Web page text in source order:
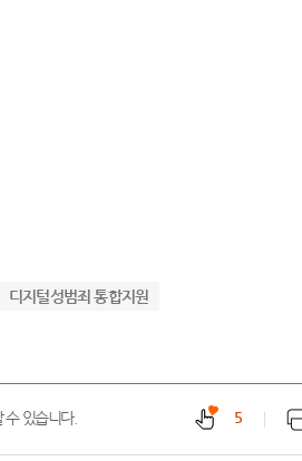
디지털성범죄 통합지원
5
수 있습니다.